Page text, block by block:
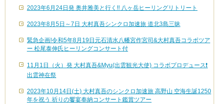
2023年6月24日発 奥井雅美と行く!! 八ヶ岳ヒーリングリトリート
2023年8月5日～7日 大村真吾シンクロ加速旅 道北3島三昧
緊急企画!令和5年8月19日元石清水八幡宮作宮司&大村真吾コラボツア
ー 松尾泰伸氏ヒーリングコンサート付
11月1日（火）発 大村真吾&Myu(出雲観光大使) コラボプロデュース❗️
出雲神在祭
2023年10月14日(土) 大村真吾のシンクロ加速旅 高野山 空海生誕1250
年を祝う 祈りの饗宴奉納コンサート鑑賞ツアー